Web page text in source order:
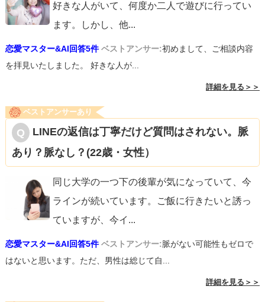
好きな人がいて、何度か二人で遊びに行ってい
ます。しかし、他...
恋愛マスター&AI回答5件 ベストアンサー:初めまして、ご相談内容
を拝見いたしました。 好きな人が...
詳細を見る＞＞
ベストアンサーあり
LINEの返信は丁寧だけど質問はされない。脈
あり？脈なし？(22歳・女性）
同じ大学の一つ下の後輩が気になっていて、今
ラインが続いています。ご飯に行きたいと誘っ
ていますが、今イ ...
恋愛マスター&AI回答5件 ベストアンサー:脈がない可能性もゼロで
はないと思います。ただ、男性は総じて自...
詳細を見る＞＞